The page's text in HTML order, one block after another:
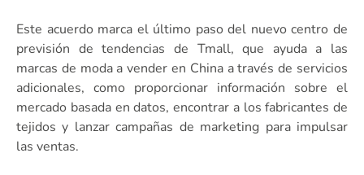
Este acuerdo marca el último paso del nuevo centro de
previsión de tendencias de Tmall, que ayuda a las
marcas de moda a vender en China a través de servicios
adicionales, como proporcionar información sobre el
mercado basada en datos, encontrar a los fabricantes de
tejidos y lanzar campañas de marketing para impulsar
las ventas.